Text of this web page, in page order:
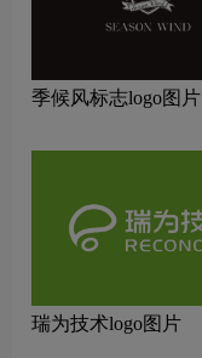
季候风标志logo图片
瑞为技术logo图片